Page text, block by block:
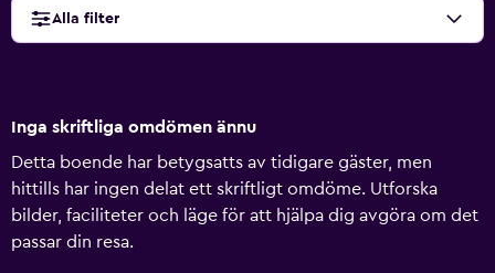
Alla filter
Inga skriftliga omdömen ännu
Detta boende har betygsatts av tidigare gäster, men
hittills har ingen delat ett skriftligt omdöme. Utforska
bilder, faciliteter och läge för att hjälpa dig avgöra om det
passar din resa.